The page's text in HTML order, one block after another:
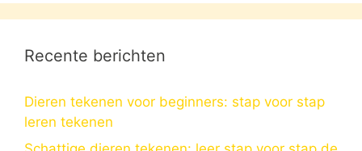
Recente berichten
Dieren tekenen voor beginners: stap voor stap
leren tekenen